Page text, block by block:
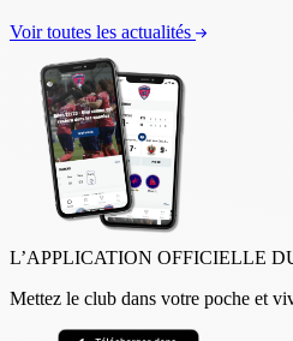
Voir toutes les actualités
L’APPLICATION OFFICIELLE
Mettez le club dans votre poche et